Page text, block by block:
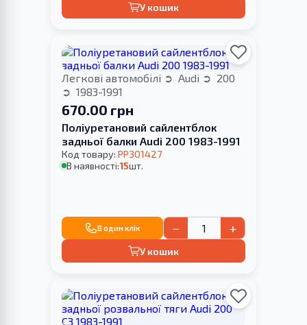
У кошик
Легкові автомобілі Audi
200
1983-1991
670.00 грн
Поліуретановий сайлентблок
задньої балки Audi 200 1983-1991
Код товару: PP301427
В наявності:15шт.
В один клік − +
У кошик